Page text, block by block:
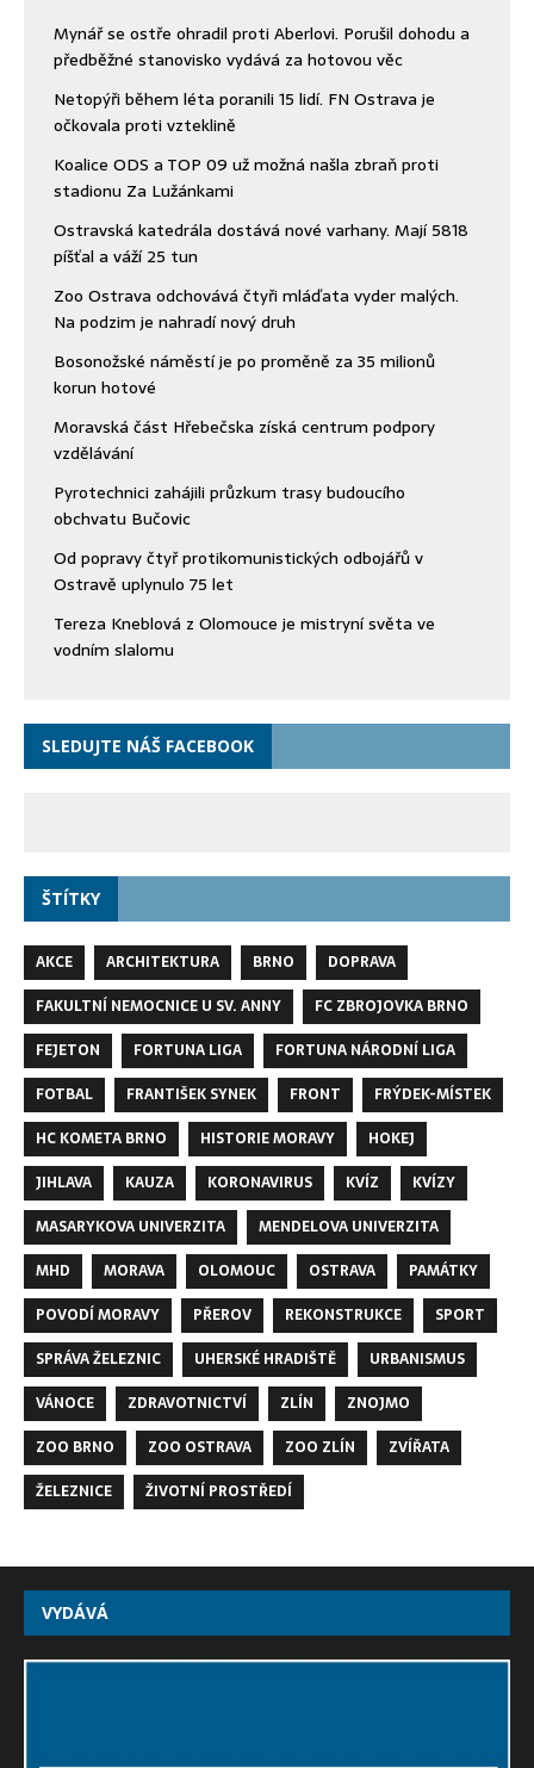
Mynář se ostře ohradil proti Aberlovi. Porušil dohodu a
předběžné stanovisko vydává za hotovou věc
Netopýři během léta poranili 15 lidí. FN Ostrava je
očkovala proti vzteklině
Koalice ODS a TOP 09 už možná našla zbraň proti
stadionu Za Lužánkami
Ostravská katedrála dostává nové varhany. Mají 5818
píšťal a váží 25 tun
Zoo Ostrava odchovává čtyři mláďata vyder malých.
Na podzim je nahradí nový druh
Bosonožské náměstí je po proměně za 35 milionů
korun hotové
Moravská část Hřebečska získá centrum podpory
vzdělávání
Pyrotechnici zahájili průzkum trasy budoucího
obchvatu Bučovic
Od popravy čtyř protikomunistických odbojářů v
Ostravě uplynulo 75 let
Tereza Kneblová z Olomouce je mistryní světa ve
vodním slalomu
SLEDUJTE NÁŠ FACEBOOK
ŠTÍTKY
AKCE ARCHITEKTURA BRNO
DOPRAVA
FAKULTNÍ NEMOCNICE U SV. ANNY
FC ZBROJOVKA BRNO
FEJETON
FORTUNA LIGA
FORTUNA NÁRODNÍ LIGA
FOTBAL
FRANTIŠEK SYNEK FRONT
FRÝDEK-MÍSTEK
HC KOMETA BRNO
HISTORIE MORAVY
HOKEJ
JIHLAVA
KAUZA KORONAVIRUS KVÍZ
KVÍZY
MASARYKOVA UNIVERZITA
MENDELOVA UNIVERZITA
MHD
MORAVA OLOMOUC OSTRAVA
PAMÁTKY
POVODÍ MORAVY
PŘEROV REKONSTRUKCE
SPORT
SPRÁVA ŽELEZNIC
UHERSKÉ HRADIŠTĚ
URBANISMUS
VÁNOCE
ZDRAVOTNICTVÍ ZLÍN
ZNOJMO
ZOO BRNO
ZOO OSTRAVA ZOO ZLÍN
ZVÍŘATA
ŽELEZNICE
ŽIVOTNÍ PROSTŘEDÍ
VYDÁVÁ